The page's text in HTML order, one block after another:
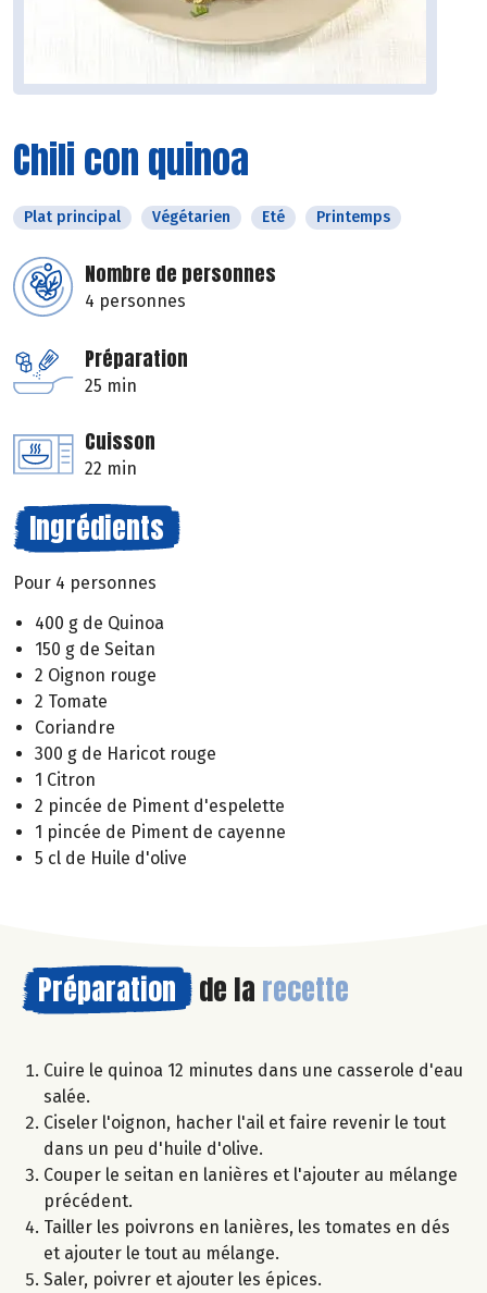
Chili con quinoa
Plat principal Végétarien Eté Printemps
Nombre de personnes
4 personnes
Préparation
25 min
Cuisson
22 min
Ingrédients
Pour 4 personnes
400 g de Quinoa
150 g de Seitan
2 Oignon rouge
2 Tomate
Coriandre
300 g de Haricot rouge
1 Citron
2 pincée de Piment d'espelette
1 pincée de Piment de cayenne
5 cl de Huile d'olive
Préparation de la recette
Cuire le quinoa 12 minutes dans une casserole d'eau
salée.
Ciseler l'oignon, hacher l'ail et faire revenir le tout
dans un peu d'huile d'olive.
Couper le seitan en lanières et l'ajouter au mélange
précédent.
Tailler les poivrons en lanières, les tomates en dés
et ajouter le tout au mélange.
Saler, poivrer et ajouter les épices.